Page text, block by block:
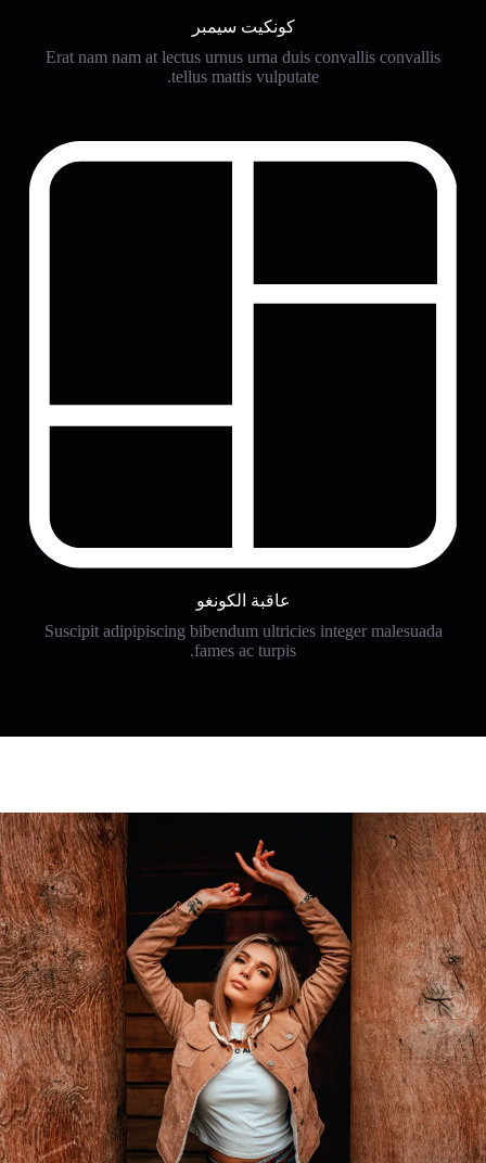
كونكيت سيمبر
Erat nam nam at lectus urnus urna duis convallis convallis
tellus mattis vulputate.
عاقبة الكونغو
Suscipit adipipiscing bibendum ultricies integer malesuada
fames ac turpis.